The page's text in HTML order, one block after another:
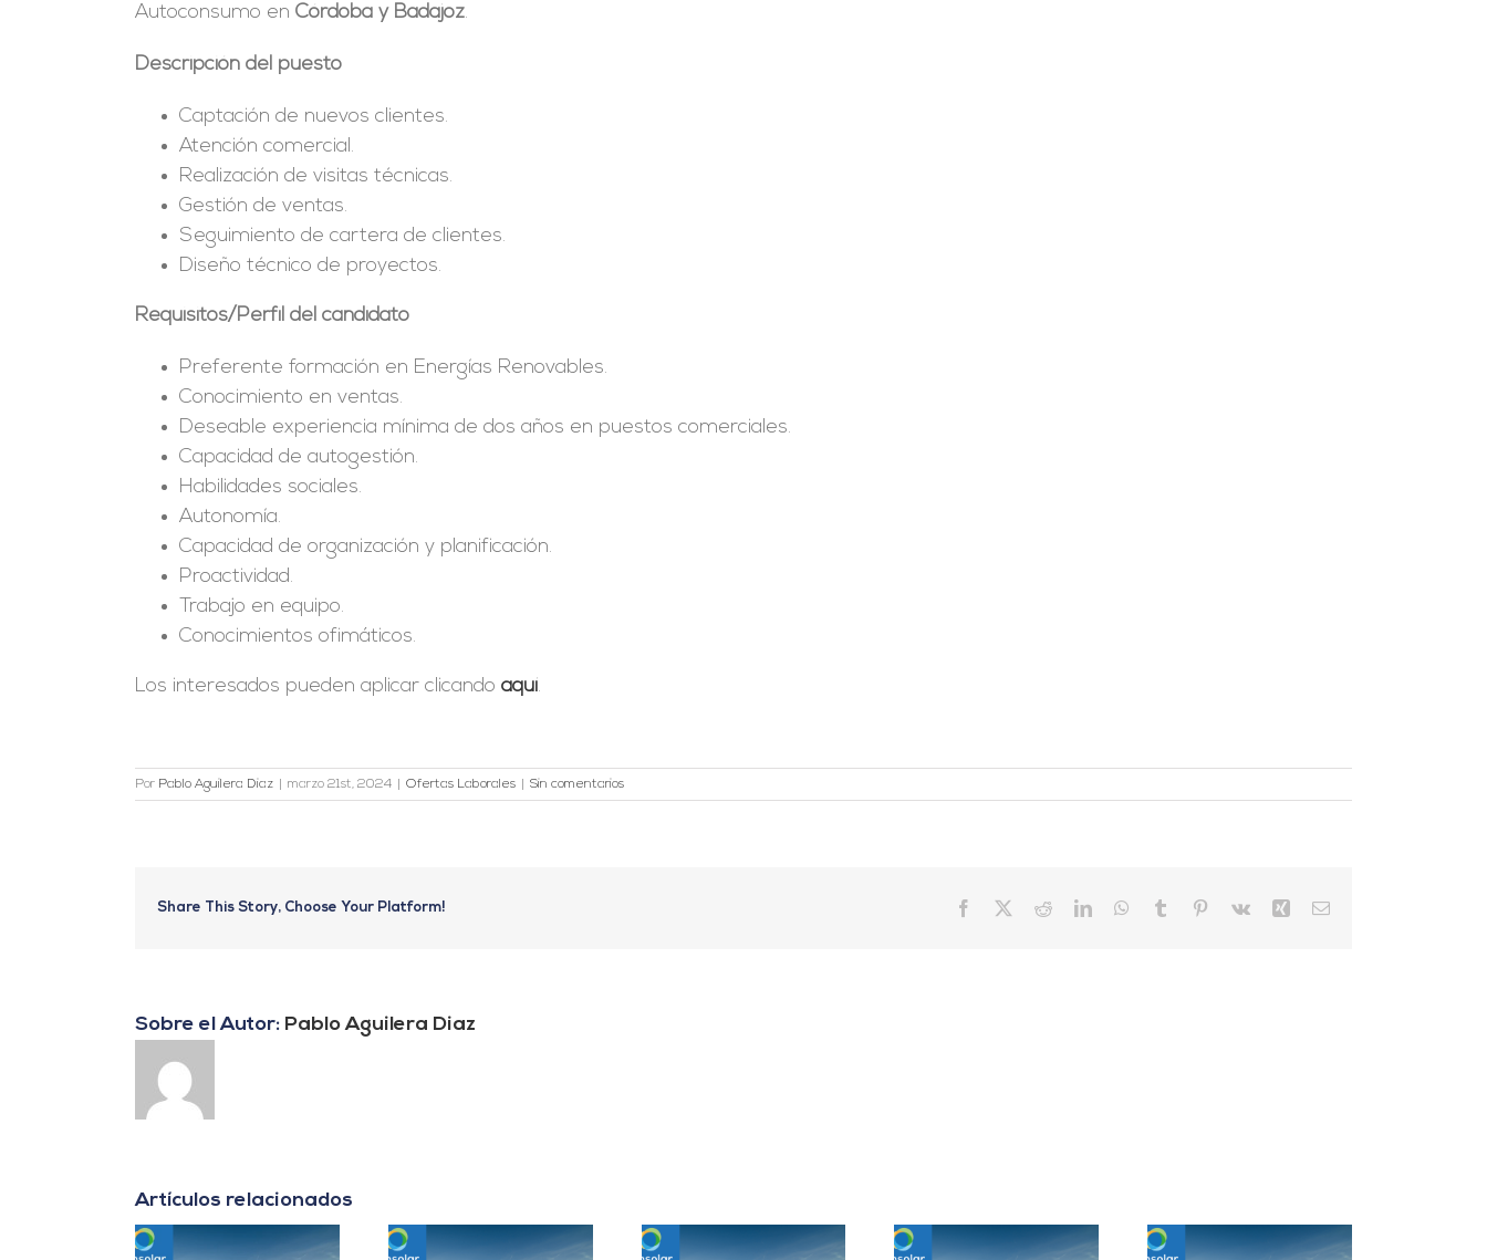
Autoconsumo en Córdoba y Badajoz.
Descripción del puesto
Captación de nuevos clientes.
Atención comercial.
Realización de visitas técnicas.
Gestión de ventas.
Seguimiento de cartera de clientes.
Diseño técnico de proyectos.
Requisitos/Perfil del candidato
Preferente formación en Energías Renovables.
Conocimiento en ventas.
Deseable experiencia mínima de dos años en puestos comerciales.
Capacidad de autogestión.
Habilidades sociales.
Autonomía.
Capacidad de organización y planificación.
Proactividad.
Trabajo en equipo.
Conocimientos ofimáticos.
Los interesados pueden aplicar clicando aquí.
Por Pablo Aguilera Diaz marzo 21st, 2024 Ofertas Laborales Sin comentarios
Share This Story, Choose Your Platform! Facebook RedditLinkedInWhatsApp
Tumblr Pinterest
Vk Xing Correo
Sobre el Autor: Pablo Aguilera Diaz
Artículos relacionados